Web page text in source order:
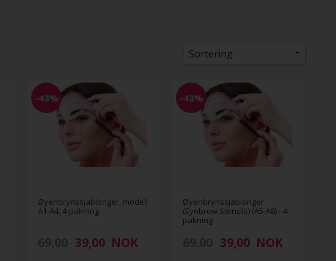
-43%
Øyenbrynssjablonger, modell
A1-A4, 4-pakning
39,00 NOK
-43%
Øyenbrynssjablonger
(Eyebrow Stencils) (A5-A8) - 4-
pakning
39,00 NOK